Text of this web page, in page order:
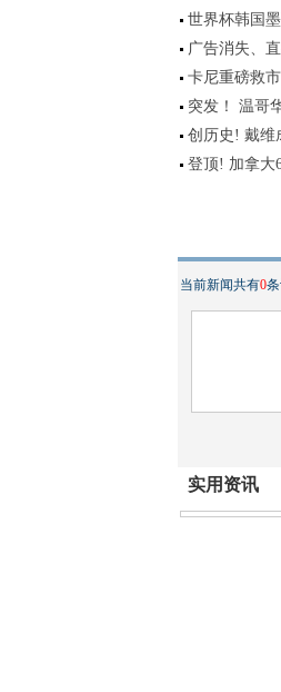
世界杯韩国
广告消失、
卡尼重磅救
突发！ 温哥
创历史! 戴维
登顶! 加拿大
当前新闻共有0
实用资讯